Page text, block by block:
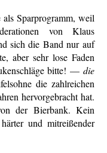
Sparprogramm, weil
von Klaus
sich die Band nur auf
aber sehr lose Faden
bitte! — die
die zahlreichen
hervorgebracht hat.
der Bierbank. Kein
und mitreißender